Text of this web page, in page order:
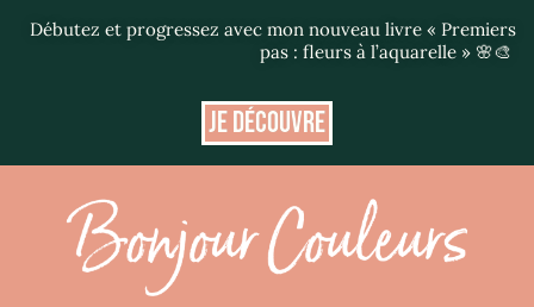
Débutez et progressez avec mon nouveau livre « Premiers
pas : fleurs à l’aquarelle » 🌸🎨
JE DÉCOUVRE